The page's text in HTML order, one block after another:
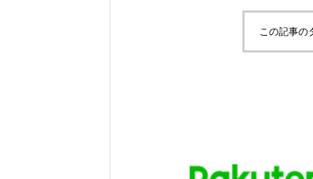
この記事の